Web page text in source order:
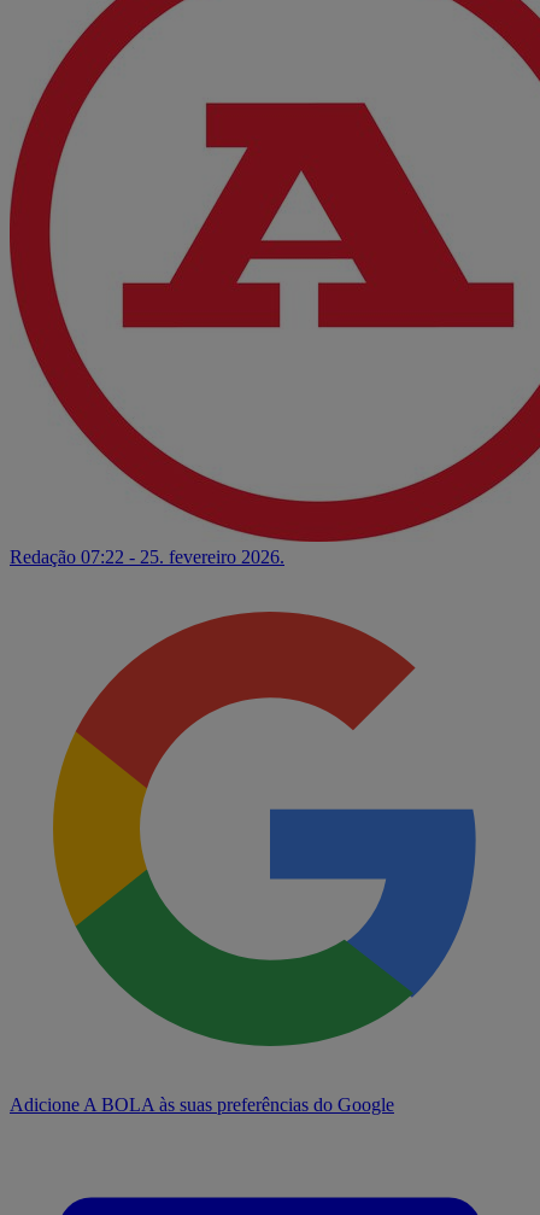
Redação 07:22 - 25. fevereiro 2026.
Adicione A BOLA às suas preferências do Google